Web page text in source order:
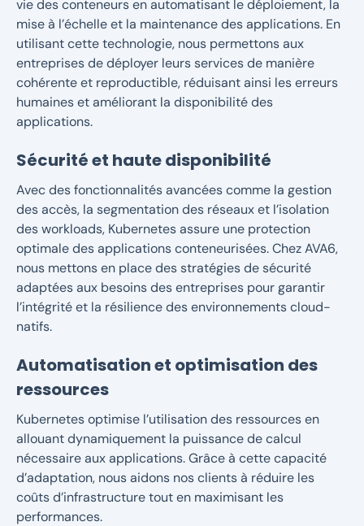
vie des conteneurs en automatisant le déploiement, la
mise à l’échelle et la maintenance des applications. En
utilisant cette technologie, nous permettons aux
entreprises de déployer leurs services de manière
cohérente et reproductible, réduisant ainsi les erreurs
humaines et améliorant la disponibilité des
applications.
Sécurité et haute disponibilité
Avec des fonctionnalités avancées comme la gestion
des accès, la segmentation des réseaux et l’isolation
des workloads, Kubernetes assure une protection
optimale des applications conteneurisées. Chez AVA6,
nous mettons en place des stratégies de sécurité
adaptées aux besoins des entreprises pour garantir
l’intégrité et la résilience des environnements cloud-
natifs.
Automatisation et optimisation des
ressources
Kubernetes optimise l’utilisation des ressources en
allouant dynamiquement la puissance de calcul
nécessaire aux applications. Grâce à cette capacité
d’adaptation, nous aidons nos clients à réduire les
coûts d’infrastructure tout en maximisant les
performances.